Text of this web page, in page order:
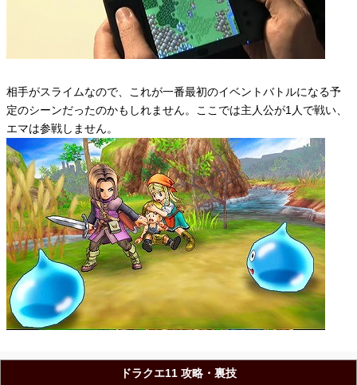
相手がスライムなので、これが一番最初のイベントバトルになる予
定のシーンだったのかもしれません。ここでは主人公が1人で戦い、
エマは参戦しません。
ドラクエ11 攻略・裏技